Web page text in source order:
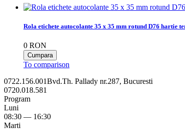
Rola etichete autocolante 35 x 35 mm rotund D76 hartie
0 RON
To comparison
0722.156.001Bvd.Th. Pallady nr.287, Bucuresti
0720.018.581
Program
Luni
08:30 — 16:30
Marti